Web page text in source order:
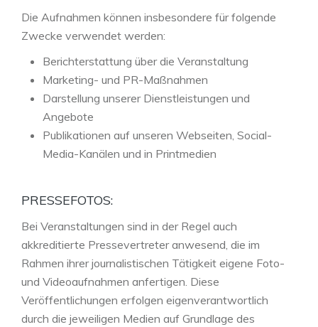
Die Aufnahmen können insbesondere für folgende
Zwecke verwendet werden:
Berichterstattung über die Veranstaltung
Marketing- und PR-Maßnahmen
Darstellung unserer Dienstleistungen und
Angebote
Publikationen auf unseren Webseiten, Social-
Media-Kanälen und in Printmedien
PRESSEFOTOS:
Bei Veranstaltungen sind in der Regel auch
akkreditierte Pressevertreter anwesend, die im
Rahmen ihrer journalistischen Tätigkeit eigene Foto-
und Videoaufnahmen anfertigen. Diese
Veröffentlichungen erfolgen eigenverantwortlich
durch die jeweiligen Medien auf Grundlage des